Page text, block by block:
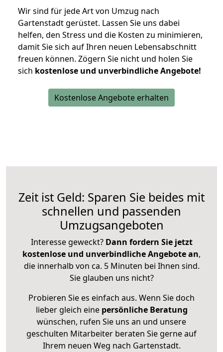
Wir sind für jede Art von Umzug nach
Gartenstadt gerüstet. Lassen Sie uns dabei
helfen, den Stress und die Kosten zu minimieren,
damit Sie sich auf Ihren neuen Lebensabschnitt
freuen können. Zögern Sie nicht und holen Sie
sich kostenlose und unverbindliche Angebote!
Kostenlose Angebote erhalten
Zeit ist Geld: Sparen Sie beides mit
schnellen und passenden
Umzugsangeboten
Interesse geweckt? Dann fordern Sie jetzt
kostenlose und unverbindliche Angebote an,
die innerhalb von ca. 5 Minuten bei Ihnen sind.
Sie glauben uns nicht?
Probieren Sie es einfach aus. Wenn Sie doch
lieber gleich eine persönliche Beratung
wünschen, rufen Sie uns an und unsere
geschulten Mitarbeiter beraten Sie gerne auf
Ihrem neuen Weg nach Gartenstadt.